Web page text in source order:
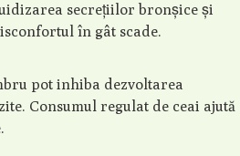
secrețiilor bronșice și
în gât scade.
pot inhiba dezvoltarea
Consumul regulat de ceai ajută